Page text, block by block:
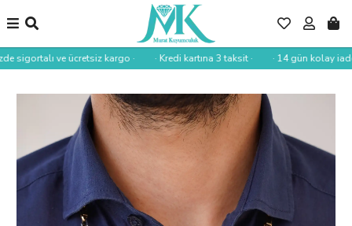
sigortalı ve ücretsiz kargo · · Kredi kartına 3 taksit · · 14 gün kolay iade